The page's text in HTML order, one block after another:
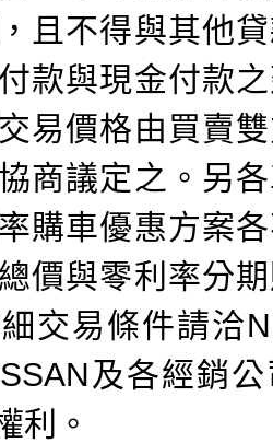
且不得與其他
款與現金付款
易價格由買賣
商議定之。另
購車優惠方案
價與零利率分
交易條件請洽
及各經銷
利。